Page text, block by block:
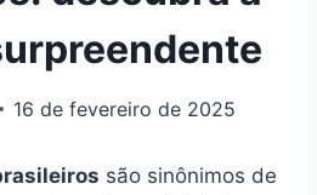
16 de fevereiro de 2025
são sinônimos de